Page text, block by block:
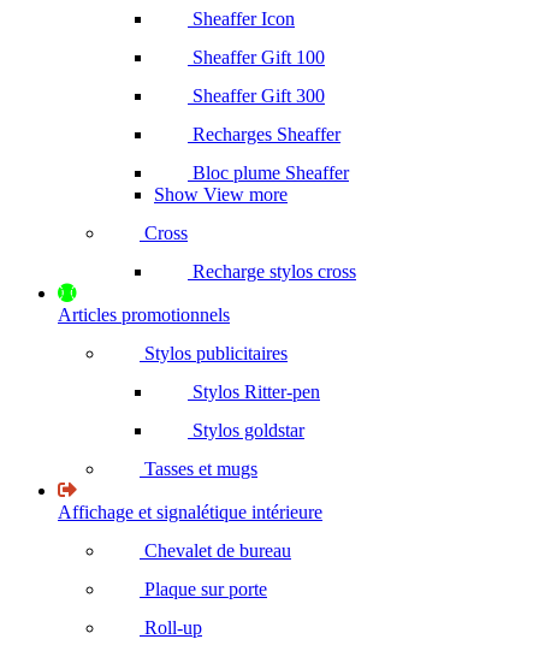
Sheaffer Icon
Sheaffer Gift 100
Sheaffer Gift 300
Recharges Sheaffer
Bloc plume Sheaffer
Show View more
Cross
Recharge stylos cross
Articles promotionnels
Stylos publicitaires
Stylos Ritter-pen
Stylos goldstar
Tasses et mugs
Affichage et signalétique intérieure
Chevalet de bureau
Plaque sur porte
Roll-up